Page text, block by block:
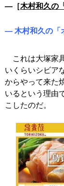
―［木村和久の
― 木村和久の「
これは大塚家
いくらいシビア
からやって来た
いるという理由
こしたのだ。